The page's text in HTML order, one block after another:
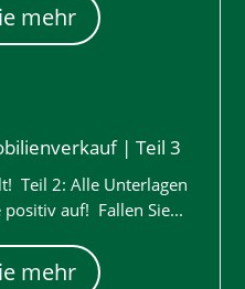
mehr
| Teil 3
Teil 2: Alle Unterlagen
positiv auf! Fallen Sie...
mehr